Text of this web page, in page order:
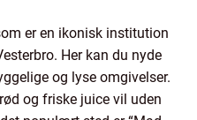
er en ikonisk institution
Her kan du nyde
og lyse omgivelser.
og friske juice vil uden